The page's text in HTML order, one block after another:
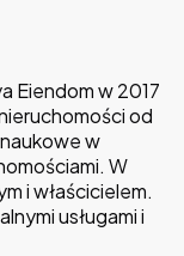
Eiendom w 2017
od
w
W
i właścicielem.
usługami i